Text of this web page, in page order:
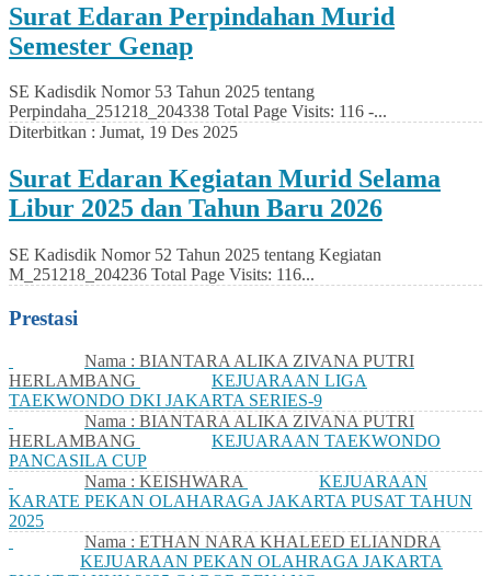
Surat Edaran Perpindahan Murid
Semester Genap
SE Kadisdik Nomor 53 Tahun 2025 tentang
Perpindaha_251218_204338 Total Page Visits: 116 -...
Diterbitkan : Jumat, 19 Des 2025
Surat Edaran Kegiatan Murid Selama
Libur 2025 dan Tahun Baru 2026
SE Kadisdik Nomor 52 Tahun 2025 tentang Kegiatan
M_251218_204236 Total Page Visits: 116...
Prestasi
Nama : BIANTARA ALIKA ZIVANA PUTRI
HERLAMBANG
KEJUARAAN LIGA
TAEKWONDO DKI JAKARTA SERIES-9
Nama : BIANTARA ALIKA ZIVANA PUTRI
HERLAMBANG
KEJUARAAN TAEKWONDO
PANCASILA CUP
Nama : KEISHWARA
KEJUARAAN
KARATE PEKAN OLAHARAGA JAKARTA PUSAT TAHUN
2025
Nama : ETHAN NARA KHALEED ELIANDRA
KEJUARAAN PEKAN OLAHRAGA JAKARTA